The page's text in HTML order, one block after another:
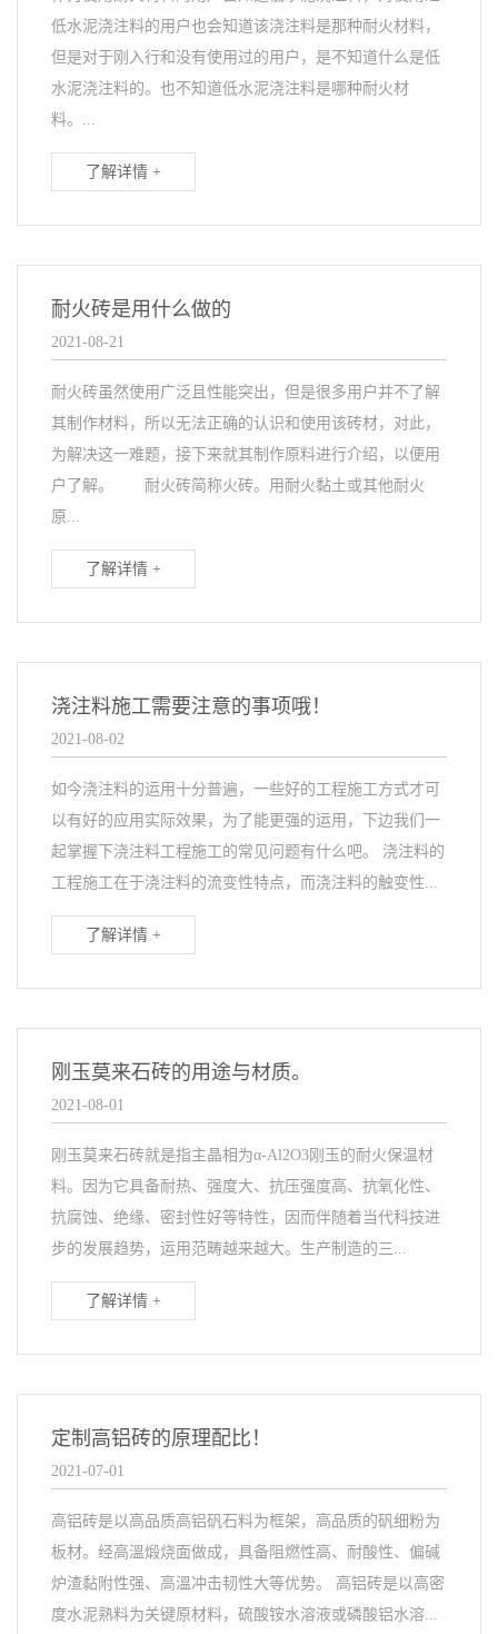
低水泥浇注料的用户也会知道该浇注料是那种耐火材料，
但是对于刚入行和没有使用过的用户，是不知道什么是低
水泥浇注料的。也不知道低水泥浇注料是哪种耐火材
料。...
了解详情 +
耐火砖是用什么做的
2021-08-21
耐火砖虽然使用广泛且性能突出，但是很多用户并不了解
其制作材料，所以无法正确的认识和使用该砖材，对此，
为解决这一难题，接下来就其制作原料进行介绍，以便用
户了解。 耐火砖简称火砖。用耐火黏土或其他耐火
原...
了解详情 +
浇注料施工需要注意的事项哦！
2021-08-02
如今浇注料的运用十分普遍，一些好的工程施工方式才可
以有好的应用实际效果，为了能更强的运用，下边我们一
起掌握下浇注料工程施工的常见问题有什么吧。 浇注料的
工程施工在于浇注料的流变性特点，而浇注料的触变性...
了解详情 +
刚玉莫来石砖的用途与材质。
2021-08-01
刚玉莫来石砖就是指主晶相为α-Al2O3刚玉的耐火保温材
料。因为它具备耐热、强度大、抗压强度高、抗氧化性、
抗腐蚀、绝缘、密封性好等特性，因而伴随着当代科技进
步的发展趋势，运用范畴越来越大。生产制造的三...
了解详情 +
定制高铝砖的原理配比！
2021-07-01
高铝砖是以高品质高铝矾石料为框架，高品质的矾细粉为
板材。经高溫煅烧面做成，具备阻燃性高、耐酸性、偏碱
炉渣黏附性强、高溫冲击韧性大等优势。 高铝砖是以高密
度水泥熟料为关键原材料，硫酸铵水溶液或磷酸铝水溶...